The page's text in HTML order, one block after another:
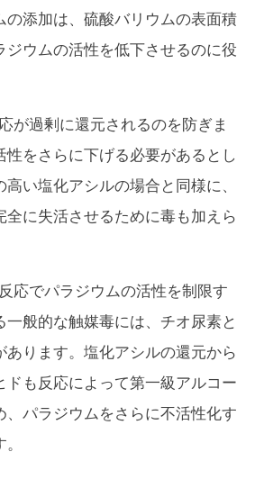
の添加は、硫酸バリウムの表面積
ジウムの活性を低下させるのに役
が過剰に還元されるのを防ぎま
性をさらに下げる必要があるとし
い塩化アシルの場合と同様に、
全に失活させるために毒も加えら
応でパラジウムの活性を制限す
一般的な触媒毒には、チオ尿素と
あります。塩化アシルの還元から
ドも反応によって第一級アルコー
、パラジウムをさらに不活性化す